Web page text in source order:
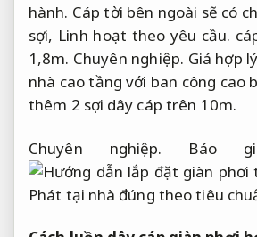
hành. Cáp tời bên ngoài sẽ có
sợi, Linh hoạt theo yêu cầu.
1,8m. Chuyên nghiệp. Giá hợp
nhà cao tầng với ban công cao
thêm 2 sợi dây cáp trên 10m.
Chuyên nghiệp. Báo